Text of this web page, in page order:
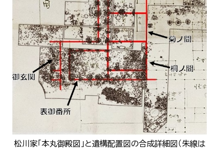
松川家「本丸御殿図」と遺構配置図の合成詳細図（朱線は